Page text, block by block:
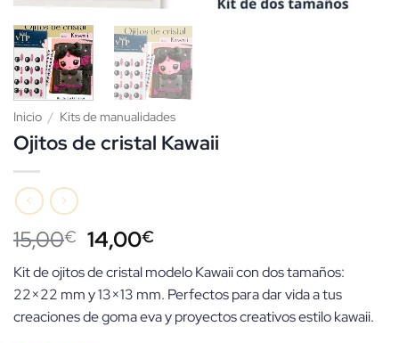
Inicio / Kits de manualidades
Ojitos de cristal Kawaii
15,00€ El
precio
original
era:
15,00€.
14,00€El
precio
actual
es:
14,00€.
Kit de ojitos de cristal modelo Kawaii con dos tamaños:
22×22 mm y 13×13 mm. Perfectos para dar vida a tus
creaciones de goma eva y proyectos creativos estilo kawaii.